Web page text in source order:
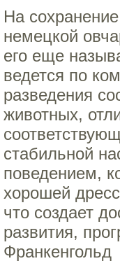
На
немецкой
его еще
ведется по
разведения
животных,
стабильной
поведением,
хорошей
что создает
развития,
Франкенгольд